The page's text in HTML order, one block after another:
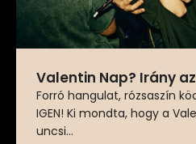
Valentin Nap? Irány
Forró hangulat, rózsaszín
IGEN! Ki mondta, hogy a
uncsi...